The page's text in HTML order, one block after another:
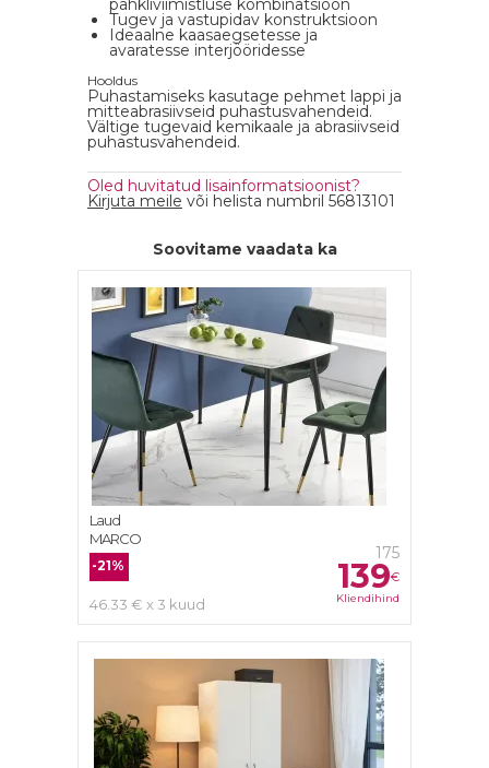
pähkliviimistluse kombinatsioon
Tugev ja vastupidav konstruktsioon
Ideaalne kaasaegsetesse ja
avaratesse interjööridesse
Hooldus
Puhastamiseks kasutage pehmet lappi ja
mitteabrasiivseid puhastusvahendeid.
Vältige tugevaid kemikaale ja abrasiivseid
puhastusvahendeid.
Oled huvitatud lisainformatsioonist?
Kirjuta meile või helista numbril 56813101
Soovitame vaadata ka
175
139€
Kliendihind
-21%
46.33 € x 3 kuud
Laud
MARCO